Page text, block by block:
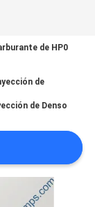
de HP0
de
de Denso